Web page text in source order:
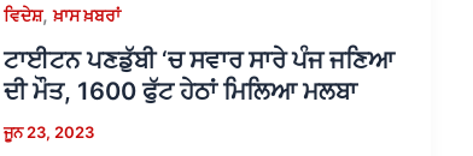
ਵਿਦੇਸ਼,ਖ਼ਾਸ ਖ਼ਬਰਾਂ
ਟਾਈਟਨ ਪਣਡੁੱਬੀ ‘ਚ ਸਵਾਰ ਸਾਰੇ ਪੰਜ ਜਣਿਆ
ਦੀ ਮੌਤ, 1600 ਫੁੱਟ ਹੇਠਾਂ ਮਿਲਿਆ ਮਲਬਾ
ਜੂਨ 23, 2023